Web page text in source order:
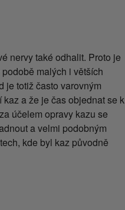
nervy také odhalit. Proto je
malých i větších
je totiž často varovným
a že je čas objednat se k
účelem opravy kazu se
a velmi podobným
kde byl kaz původně